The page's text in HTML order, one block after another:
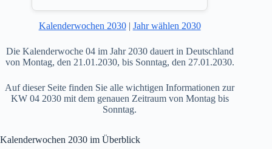
Kalenderwochen 2030| Jahr wählen 2030
Die Kalenderwoche 04 im Jahr 2030 dauert in Deutschland
von Montag, den 21.01.2030, bis Sonntag, den 27.01.2030.
Auf dieser Seite finden Sie alle wichtigen Informationen zur
KW 04 2030 mit dem genauen Zeitraum von Montag bis
Sonntag.
Kalenderwochen 2030 im Überblick